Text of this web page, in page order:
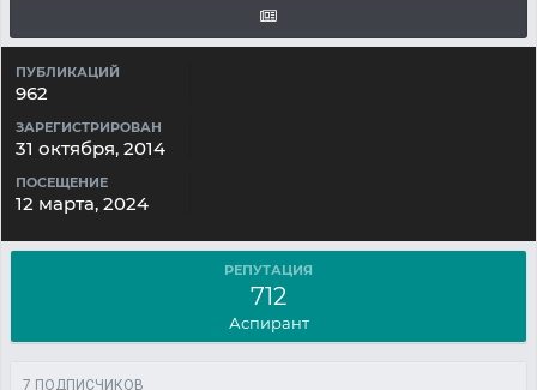
ПУБЛИКАЦИЙ
962
ЗАРЕГИСТРИРОВАН
31 октября, 2014
ПОСЕЩЕНИЕ
12 марта, 2024
РЕПУТАЦИЯ
712
Аспирант
7 ПОДПИСЧИКОВ